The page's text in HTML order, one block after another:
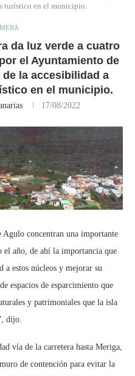
turístico en el municipio.
da luz verde a cuatro
el Ayuntamiento de
la accesibilidad a
en el municipio.
17/08/2022
Agulo concentran una importante
el año, de ahí la importancia que
a estos núcleos y mejorar su
espacios de esparcimiento que
y patrimoniales que la isla
dijo.
vía de la carretera hasta Meriga,
de contención para evitar la